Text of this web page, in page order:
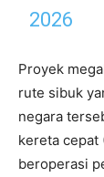
2026
Proyek
rute sibuk
negara
kereta cepat
beroperasi